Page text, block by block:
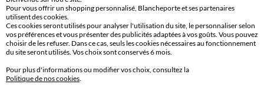
Aide & conseils
Pour vous offrir un shopping personnalisé, Blancheporte et ses partenaires
utilisent des cookies.
Ces cookies seront utilisés pour analyser l'utilisation du site, le personnaliser selon
vos préférences et vous présenter des publicités adaptées à vos goûts. Vous pouvez
choisir de les refuser. Dans ce cas, seuls les cookies nécessaires au fonctionnement
du site seront utilisés. Vos choix sont conservés 6 mois.
Pour plus d'informations ou modifier vos choix, consultez la
Politique de nos cookies.